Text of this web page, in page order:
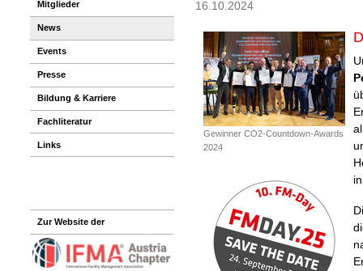
Mitglieder
News
Events
Presse
Bildung & Karriere
Fachliteratur
Links
Zur Website der
16.10.2024
Gewinner CO2-Countdown-Awards
2024